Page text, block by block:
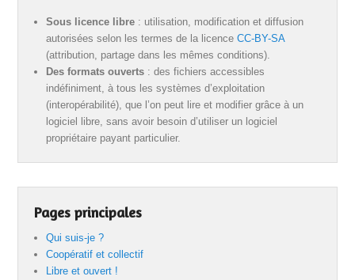
Sous licence libre : utilisation, modification et diffusion
autorisées selon les termes de la licenceCC-BY-SA
(attribution, partage dans les mêmes conditions).
Des formats ouverts : des fichiers accessibles
indéfiniment, à tous les systèmes d’exploitation
(interopérabilité), que l’on peut lire et modifier grâce à un
logiciel libre, sans avoir besoin d’utiliser un logiciel
propriétaire payant particulier.
Pages principales
Qui suis-je ?
Coopératif et collectif
Libre et ouvert !